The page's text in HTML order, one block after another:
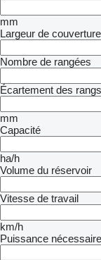
mm
Largeur de couverture
Nombre de rangées
Écartement des rangs
mm
Capacité
ha/h
Volume du réservoir
Vitesse de travail
km/h
Puissance